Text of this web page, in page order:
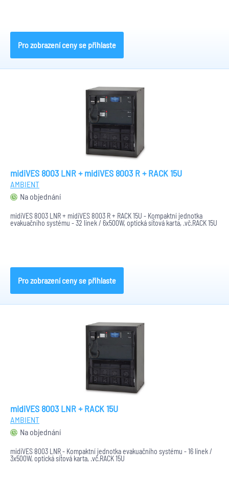
Pro zobrazení ceny se přihlaste
midiVES 8003 LNR + midiVES 8003 R + RACK 15U
AMBIENT
Na objednání
midiVES 8003 LNR + midiVES 8003 R + RACK 15U - Kompaktní jednotka
evakuačního systému - 32 linek / 6x500W, optická síťová karta, .vč.RACK 15U
Pro zobrazení ceny se přihlaste
midiVES 8003 LNR + RACK 15U
AMBIENT
Na objednání
midiVES 8003 LNR - Kompaktní jednotka evakuačního systému - 16 linek /
3x500W, optická síťová karta, .vč.RACK 15U